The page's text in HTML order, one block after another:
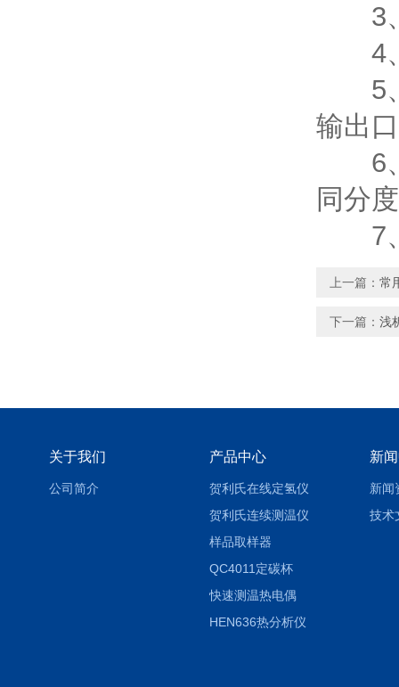
3、
4、
5、
输出
6、
同分
7
上一篇： 常
下一篇： 浅
关于我们
公司简介
产品中心
贺利氏在线定氢仪
贺利氏连续测温仪
样品取样器
QC4011定碳杯
快速测温热电偶
HEN636热分析仪
新
新闻
技术